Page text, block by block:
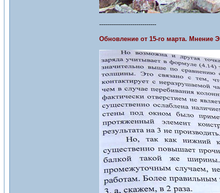
-----------------------------
Обновление от 15-го марта. Мнение